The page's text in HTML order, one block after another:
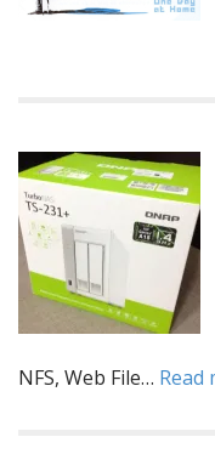
NFS, Web File… Read